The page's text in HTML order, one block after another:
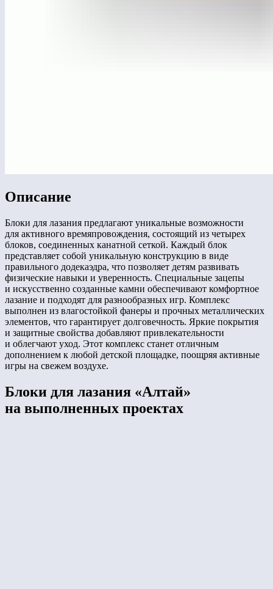
Описание
Блоки для лазания предлагают уникальные возможности
для активного времяпровождения, состоящий из четырех
блоков, соединенных канатной сеткой. Каждый блок
представляет собой уникальную конструкцию в виде
правильного додекаэдра, что позволяет детям развивать
физические навыки и уверенность. Специальные зацепы
и искусственно созданные камни обеспечивают комфортное
лазание и подходят для разнообразных игр. Комплекс
выполнен из влагостойкой фанеры и прочных металлических
элементов, что гарантирует долговечность. Яркие покрытия
и защитные свойства добавляют привлекательности
и облегчают уход. Этот комплекс станет отличным
дополнением к любой детской площадке, поощряя активные
игры на свежем воздухе.
Блоки для лазания «Алтай»
на выполненных проектах